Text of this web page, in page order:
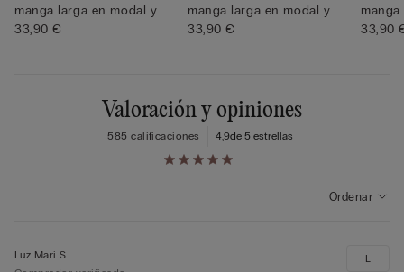
manga larga en modal y
cash...
33,90 €
manga larga en modal y
cash...
33,90 €
cash...
33,90
Valoración y opiniones
4,9de 5 estrellas
585 calificaciones
Ordenar
Luz Mari S
L